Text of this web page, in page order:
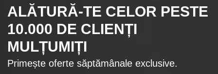
ALĂTURĂ-TE CELOR PESTE
10.000 DE CLIENȚI
MULȚUMIȚI
Primește oferte săptămânale exclusive.